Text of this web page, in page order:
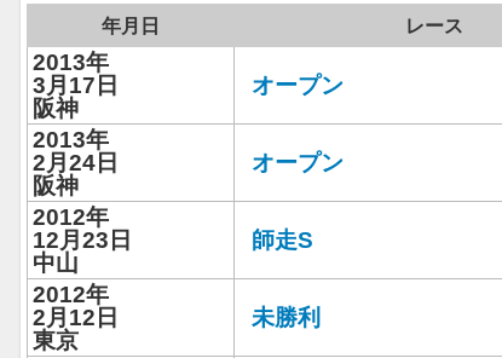
年月日 レース
2013年
3月17日
阪神
オープン
2013年
2月24日
阪神
オープン
2012年
12月23日
中山
師走S
2012年
2月12日
東京
未勝利